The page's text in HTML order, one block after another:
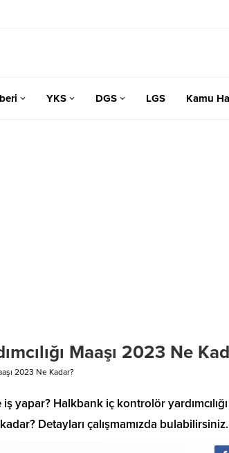
YKS DGS LGS Kamu
Maaşı 2023 Ne
2023 Ne Kadar?
yapar? Halkbank iç kontrolör yardımcılığı
Detayları çalışmamızda bulabilirsiniz.